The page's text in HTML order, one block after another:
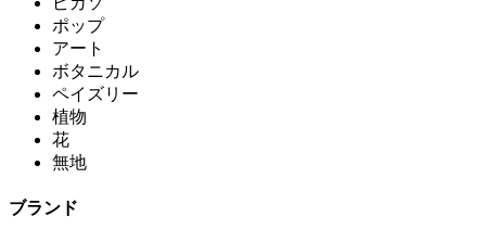
ポップ
アート
ボタニカル
ペイズリー
植物
花
無地
ブランド